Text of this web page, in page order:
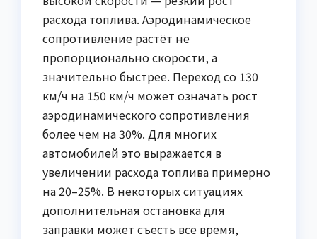
расхода топлива. Аэродинамическое
сопротивление растёт не
пропорционально скорости, а
значительно быстрее. Переход со 130
км/ч на 150 км/ч может означать рост
аэродинамического сопротивления
более чем на 30%. Для многих
автомобилей это выражается в
увеличении расхода топлива примерно
на 20–25%. В некоторых ситуациях
дополнительная остановка для
заправки может съесть всё время,